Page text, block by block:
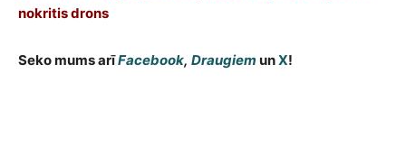
nokritis drons
Seko mums arīFacebook, Draugiem unX!